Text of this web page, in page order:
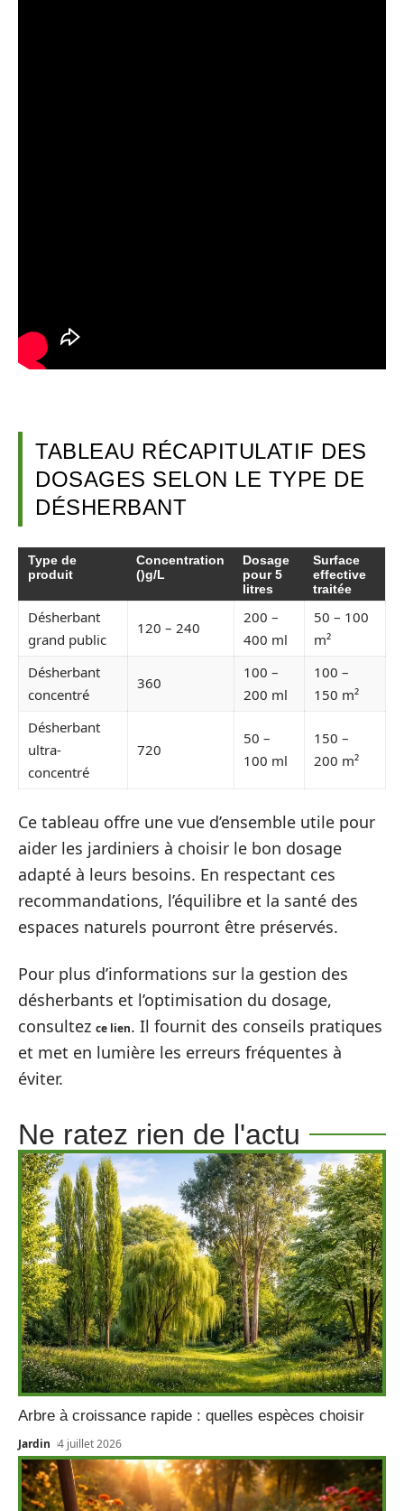
TABLEAU RÉCAPITULATIF DES
DOSAGES SELON LE TYPE DE
DÉSHERBANT
Type de
produit
Concentration
()g/L
Dosage
pour 5
litres
Surface
effective
traitée
Désherbant
grand public
120 – 240
200 –
400 ml
50 – 100
m²
Désherbant
concentré
360
100 –
200 ml
100 –
150 m²
Désherbant
ultra-
concentré
720
50 –
100 ml
150 –
200 m²
Ce tableau offre une vue d’ensemble utile pour
aider les jardiniers à choisir le bon dosage
adapté à leurs besoins. En respectant ces
recommandations, l’équilibre et la santé des
espaces naturels pourront être préservés.
Pour plus d’informations sur la gestion des
désherbants et l’optimisation du dosage,
consultez ce lien. Il fournit des conseils pratiques
et met en lumière les erreurs fréquentes à
éviter.
Ne ratez rien de l'actu
Arbre à croissance rapide : quelles espèces choisir
Jardin 4 juillet 2026